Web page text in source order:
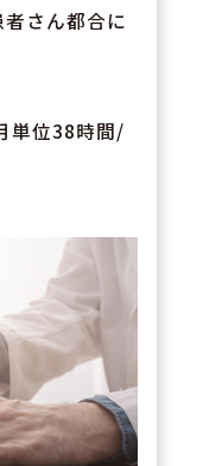
さん都合に
単位38時間/